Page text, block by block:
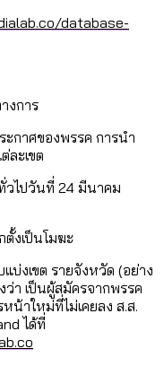
database-
งการ
กาศของพรรค การนำ
ละเขต
วไปวันที่ 24 มีนาคม
งเป็นโมฆะ
งเขต รายจังหวัด (อย่าง
ว่า เป็นผู้สมัครจากพรรค
น้าใหม่ที่ไม่เคยลง ส.ส.
ได้ที่